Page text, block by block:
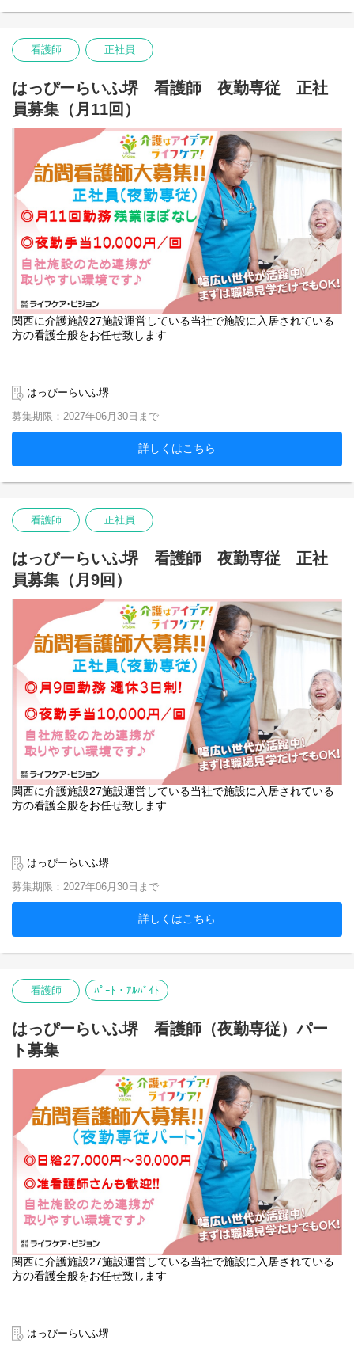
看護師 正社員
はっぴーらいふ堺 看護師 夜勤専従 正社
員募集（月11回）
関西に介護施設27施設運営している当社で施設に入居されている
方の看護全般をお任せ致します
はっぴーらいふ堺
募集期限：2027年06月30日まで
詳しくはこちら
看護師 正社員
はっぴーらいふ堺 看護師 夜勤専従 正社
員募集（月9回）
関西に介護施設27施設運営している当社で施設に入居されている
方の看護全般をお任せ致します
はっぴーらいふ堺
募集期限：2027年06月30日まで
詳しくはこちら
看護師 ﾊﾟｰﾄ・ｱﾙﾊﾞｲﾄ
はっぴーらいふ堺 看護師（夜勤専従）パー
ト募集
関西に介護施設27施設運営している当社で施設に入居されている
方の看護全般をお任せ致します
はっぴーらいふ堺